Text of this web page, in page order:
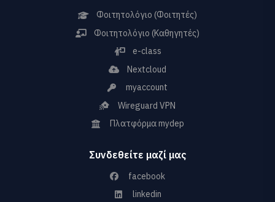
Φοιτητολόγιο (Φοιτητές)
Φοιτητολόγιο (Καθηγητές)
e-class
Nextcloud
myaccount
Wireguard VPN
Πλατφόρμα mydep
Συνδεθείτε μαζί μας
facebook
linkedin